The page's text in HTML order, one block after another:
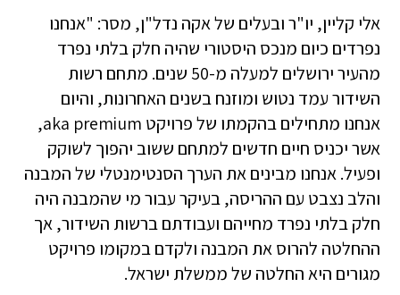
אלי קליין, יו"ר ובעלים של אקה נדל"ן, מסר: "אנחנו
נפרדים כיום מנכס היסטורי שהיה חלק בלתי נפרד
מהעיר ירושלים למעלה מ-50 שנים. מתחם רשות
השידור עמד נטוש ומוזנח בשנים האחרונות, והיום
אנחנו מתחילים בהקמתו של פרויקט aka premium,
אשר יכניס חיים חדשים למתחם ששוב יהפוך לשוקק
ופעיל. אנחנו מבינים את הערך הסנטימנטלי של המבנה
והלב נצבט עם ההריסה, בעיקר עבור מי שהמבנה היה
חלק בלתי נפרד מחייהם ועבודתם ברשות השידור, אך
ההחלטה להרוס את המבנה ולקדם במקומו פרויקט
מגורים היא החלטה של ממשלת ישראל.